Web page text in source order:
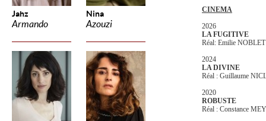
Jahz
Armando
Nina
Azouzi
CINEMA
2026
LA FUGITIVE
Réal: Emilie
2024
LA DIVINE
Réal : Guillaume
2020
ROBUSTE
Réal : Constance